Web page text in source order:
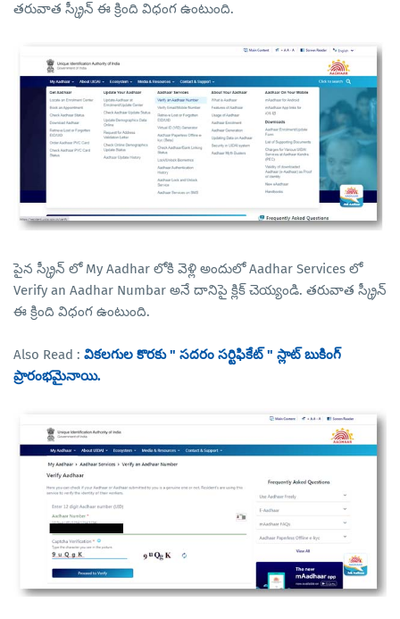
తరువాత స్క్రీన్ ఈ క్రింది విధంగ ఉంటుంది.
పైన స్క్రీన్ లో My Aadhar లోకి వెళ్లి అందులో Aadhar Services లో
Verify an Aadhar Numbar అనే దానిపై క్లిక్ చెయ్యండి. తరువాత స్క్రీన్
ఈ క్రింది విధంగ ఉంటుంది.
Also Read : వికలగుల కొరకు " సదరం సర్టిఫికేట్ " స్లాట్ బుకింగ్
ప్రారంభమైనాయి.